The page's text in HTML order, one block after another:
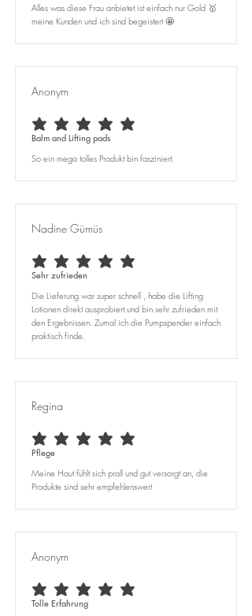
Alles was diese Frau anbietet ist einfach nur Gold 🥇
meine Kunden und ich sind begeistert 🤩
Anonym
average rating is 5 out of 5
Balm and Lifting pads
So ein mega tolles Produkt bin fasziniert.
Nadine Gümüs
average rating is 5 out of 5
Sehr zufrieden
Die Lieferung war super schnell , habe die Lifting
Lotionen direkt ausprobiert und bin sehr zufrieden mit
den Ergebnissen. Zumal ich die Pumpspender einfach
praktisch finde.
Regina
average rating is 5 out of 5
Pflege
Meine Haut fühlt sich prall und gut versorgt an, die
Produkte sind sehr empfehlenswert
Anonym
average rating is 5 out of 5
Tolle Erfahrung